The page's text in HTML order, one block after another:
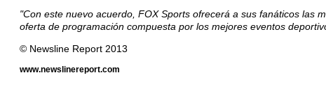
"Con este nuevo acuerdo, FOX Sports ofrecerá a sus fanáticos las
oferta de programación compuesta por los mejores eventos
© Newsline Report 2013
www.newslinereport.com